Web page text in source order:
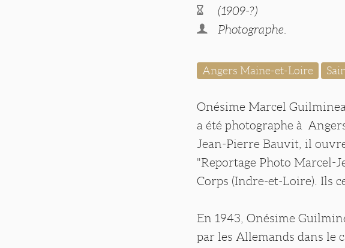
(1909-?)
Photographe.
Angers Maine-et-Loire
Onésime Marcel
a été photographe à
Jean-Pierre Bauvit, il
"Reportage Photo Marcel-
Corps (Indre-et-Loire). Ils
En 1943, Onésime
par les Allemands dans le